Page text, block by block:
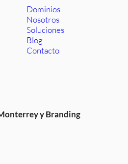
Dominios
Nosotros
Soluciones
Blog
Contacto
y Branding